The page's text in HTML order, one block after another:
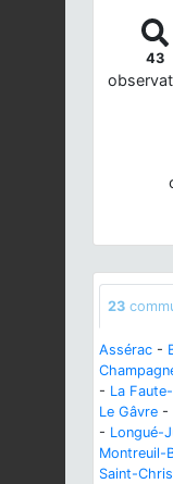
43
23
Assérac -
- La
Le Gâvre -
- Longué-
Montreuil-
Saint-